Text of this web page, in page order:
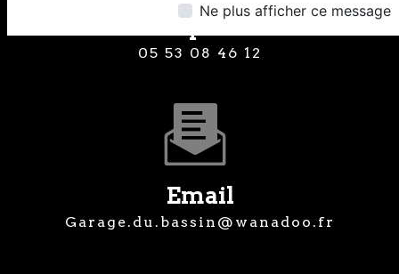
Ne plus afficher ce message
Téléphone
05 53 08 46 12
Email
garage.du.bassin@wanadoo.fr